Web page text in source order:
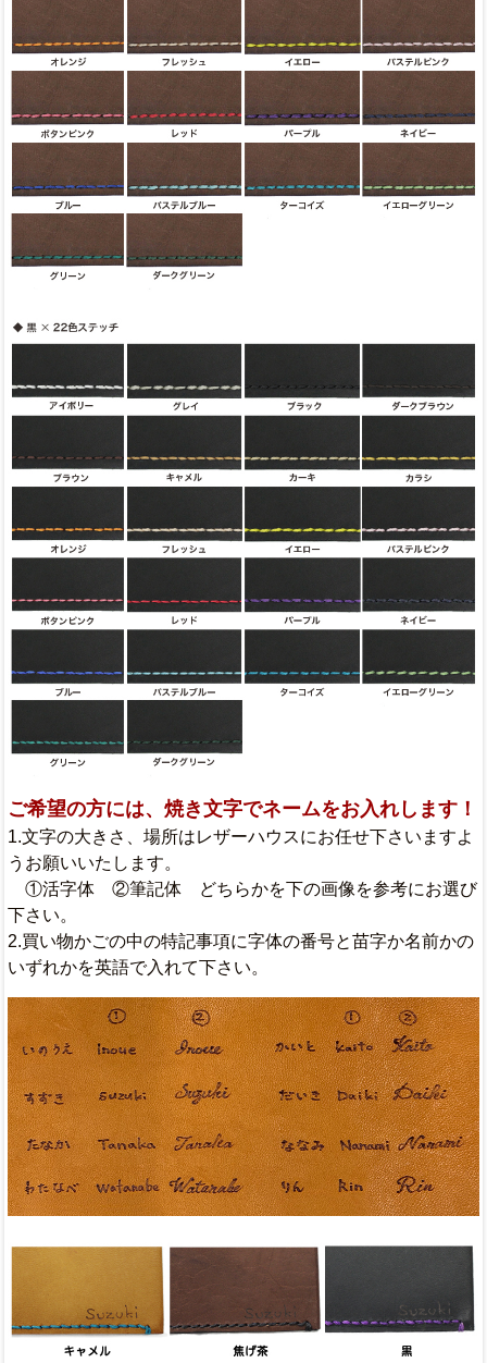
ご希望の方には、焼き文字でネームをお入れします！
1.文字の大きさ、場所はレザーハウスにお任せ下さいますよ
うお願いいたします。
①活字体 ②筆記体 どちらかを下の画像を参考にお選び
下さい。
2.買い物かごの中の特記事項に字体の番号と苗字か名前かの
いずれかを英語で入れて下さい。